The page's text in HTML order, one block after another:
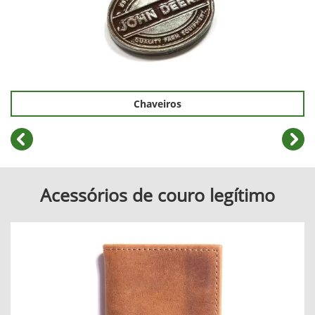
Chaveiros
templates.template-
Acessórios de couro legítimo